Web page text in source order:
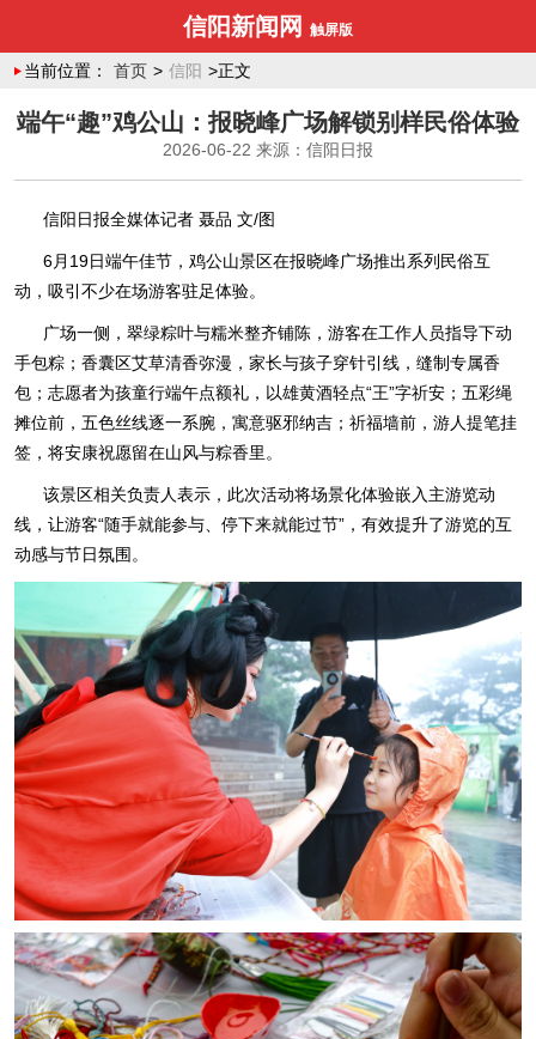
信阳新闻网 触屏版
当前位置： 首页 > 信阳 >正文
端午“趣”鸡公山：报晓峰广场解锁别样民俗体验
2026-06-22 来源：信阳日报
信阳日报全媒体记者 聂品 文/图
6月19日端午佳节，鸡公山景区在报晓峰广场推出系列民俗互
动，吸引不少在场游客驻足体验。
广场一侧，翠绿粽叶与糯米整齐铺陈，游客在工作人员指导下动
手包粽；香囊区艾草清香弥漫，家长与孩子穿针引线，缝制专属香
包；志愿者为孩童行端午点额礼，以雄黄酒轻点“王”字祈安；五彩绳
摊位前，五色丝线逐一系腕，寓意驱邪纳吉；祈福墙前，游人提笔挂
签，将安康祝愿留在山风与粽香里。
该景区相关负责人表示，此次活动将场景化体验嵌入主游览动
线，让游客“随手就能参与、停下来就能过节”，有效提升了游览的互
动感与节日氛围。